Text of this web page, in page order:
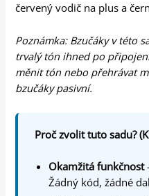
červený vodič na plus a
Poznámka: Bzučáky v této
trvalý tón ihned po
měnit tón nebo přehrávat
bzučáky pasivní.
Proč zvolit tuto sadu?
Okamžitá funkčnost
Žádný kód, žádné